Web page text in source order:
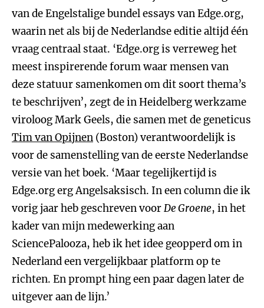
van de Engelstalige bundel essays van Edge.org,
waarin net als bij de Nederlandse editie altijd één
vraag centraal staat. ‘Edge.org is verreweg het
meest inspirerende forum waar mensen van
deze statuur samenkomen om dit soort thema’s
te beschrijven’, zegt de in Heidelberg werkzame
viroloog Mark Geels, die samen met de geneticus
Tim van Opijnen (Boston) verantwoordelijk is
voor de samenstelling van de eerste Nederlandse
versie van het boek. ‘Maar tegelijkertijd is
Edge.org erg Angelsaksisch. In een column die ik
vorig jaar heb geschreven voorDe Groene, in het
kader van mijn medewerking aan
SciencePalooza, heb ik het idee geopperd om in
Nederland een vergelijkbaar platform op te
richten. En prompt hing een paar dagen later de
uitgever aan de lijn.’